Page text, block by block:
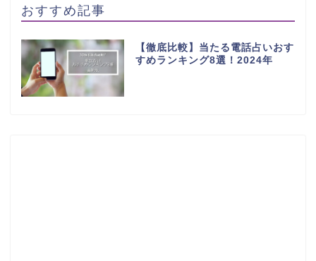
おすすめ記事
【徹底比較】当たる電話占いおす
すめランキング8選！2024年